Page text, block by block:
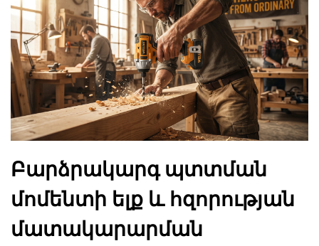
Բարձրակարգ պտտման
մոմենտի ելք և հզորության
մատակարարման